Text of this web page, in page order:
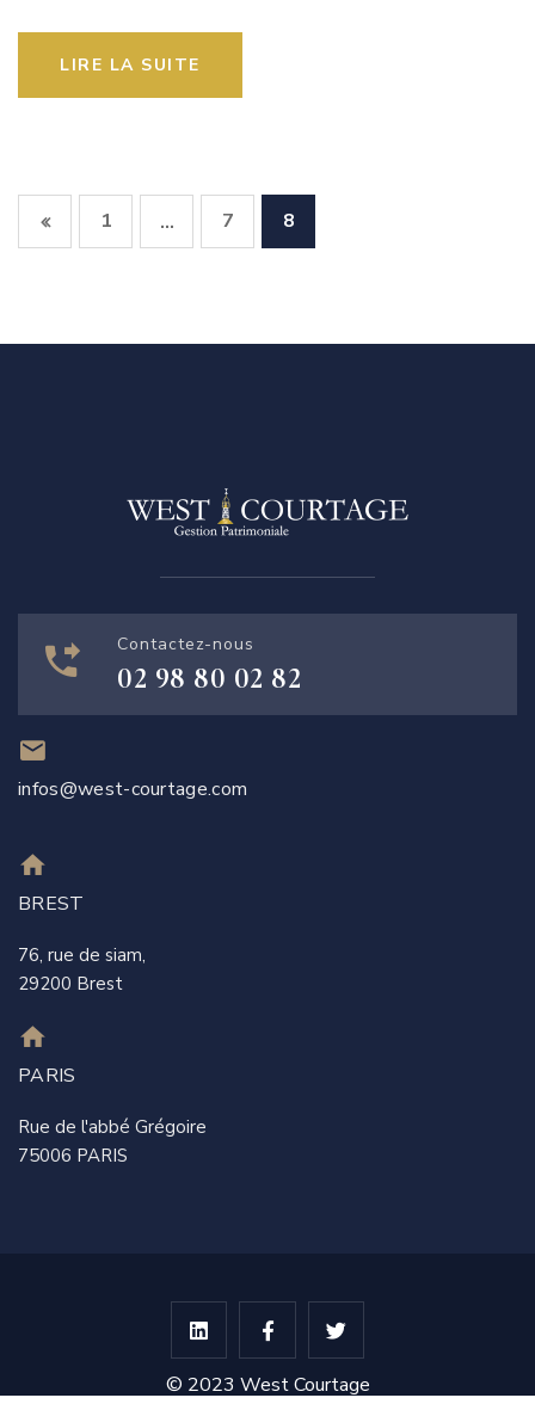
LIRE LA SUITE
1 … 7 8
Contactez-nous
02 98 80 02 82
infos@west-courtage.com
BREST
76, rue de siam,
29200 Brest
PARIS
Rue de l'abbé Grégoire
75006 PARIS
© 2023 West Courtage